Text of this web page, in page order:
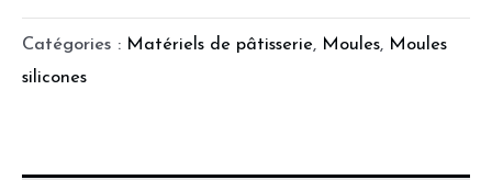
Catégories : Matériels de pâtisserie, Moules, Moules
silicones